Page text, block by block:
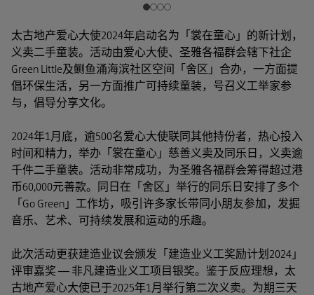
太古地产爱心大使2024年启动名为「裳在童心」的新计划，
义卖二手童装。活动由爱心大使、圣雅各福群会辖下社企
Green Little及鲗鱼涌海滨社区空间「舍区」合办，一方面提
倡环保生活，另一方面推广可持续童装，号召义工举家参
与，倡导分享文化。
2024年1月底，逾500名爱心大使联同其他持份者，热心投入
时间和精力，举办「裳在童心」慈善义卖及同乐日，义卖逾
千件二手童装。活动非常成功，为圣雅各福群会筹得超过港
币60,000元善款。同日在「舍区」举行的同乐日安排了多个
「Go Green」工作坊，吸引许多家长带同小朋友参加，发掘
音乐、艺术、可持续发展和运动的乐趣。
此次活动更获建造业议会颁发「建造业义工奖励计划2024」
评审嘉奖 — 非凡建造业义工项目银奖。鉴于反应理想，太
古地产爱心大使已于2025年1月举行第二次义卖。为期三天